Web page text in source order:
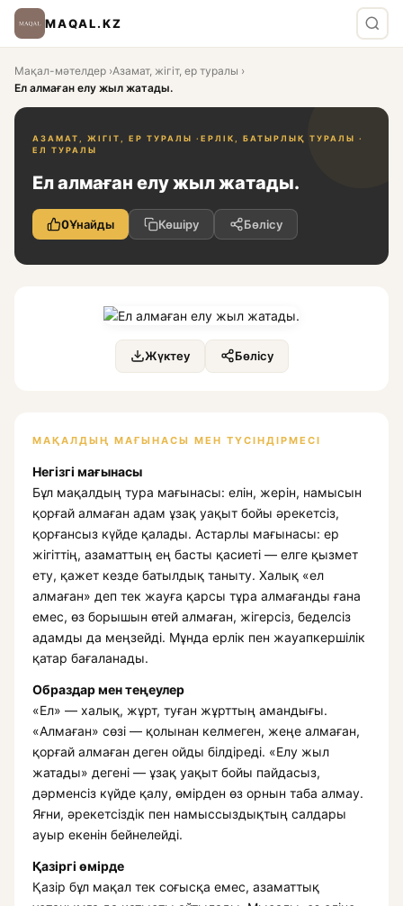
MAQAL.KZ
Мақал-мәтелдер ›Азамат, жігіт, ер туралы ›
Ел алмаған елу жыл жатады.
АЗАМАТ, ЖІГІТ, ЕР ТУРАЛЫ · ЕРЛІК, БАТЫРЛЫҚ ТУРАЛЫ ·
ЕЛ ТУРАЛЫ
Ел алмаған елу жыл жатады.
0Ұнайды Көшіру Бөлісу
Жүктеу Бөлісу
МАҚАЛДЫҢ МАҒЫНАСЫ МЕН ТҮСІНДІРМЕСІ
Негізгі мағынасы
Бұл мақалдың тура мағынасы: елін, жерін, намысын
қорғай алмаған адам ұзақ уақыт бойы әрекетсіз,
қорғансыз күйде қалады. Астарлы мағынасы: ер
жігіттің, азаматтың ең басты қасиеті — елге қызмет
ету, қажет кезде батылдық таныту. Халық «ел
алмаған» деп тек жауға қарсы тұра алмағанды ғана
емес, өз борышын өтей алмаған, жігерсіз, беделсіз
адамды да меңзейді. Мұнда ерлік пен жауапкершілік
қатар бағаланады.
Образдар мен теңеулер
«Ел» — халық, жұрт, туған жұрттың амандығы.
«Алмаған» сөзі — қолынан келмеген, жеңе алмаған,
қорғай алмаған деген ойды білдіреді. «Елу жыл
жатады» дегені — ұзақ уақыт бойы пайдасыз,
дәрменсіз күйде қалу, өмірден өз орнын таба алмау.
Яғни, әрекетсіздік пен намыссыздықтың салдары
ауыр екенін бейнелейді.
Қазіргі өмірде
Қазір бұл мақал тек соғысқа емес, азаматтық